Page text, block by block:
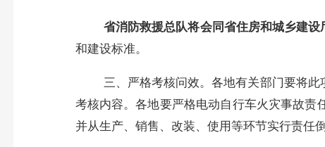
省消防救援总队将会同省住房和城乡建设
和建设标准。
三、严格考核问效。各地有关部门要将此
考核内容。各地要严格电动自行车火灾事故责
并从生产、销售、改装、使用等环节实行责任